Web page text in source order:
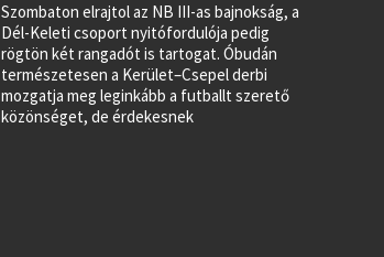
Szombaton elrajtol az NB III-as bajnokság, a
Dél-Keleti csoport nyitófordulója pedig
rögtön két rangadót is tartogat. Óbudán
természetesen a Kerület–Csepel derbi
mozgatja meg leginkább a futballt szerető
közönséget, de érdekesnek